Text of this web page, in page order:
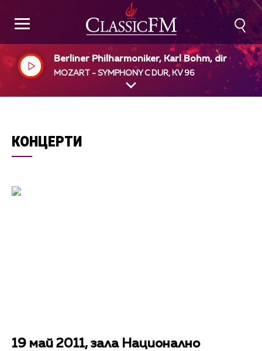
Berliner Philharmoniker, Karl Bohm, dir
MOZART - SYMPHONY C DUR, KV 96
КОНЦЕРТИ
19 май 2011, зала Национално